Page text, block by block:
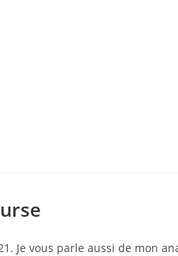
Je vous parle aussi de mon